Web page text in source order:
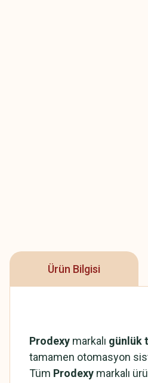
Ürün Bilgisi
Prodexy markalı günlük
tamamen otomasyon
Tüm Prodexy markalı